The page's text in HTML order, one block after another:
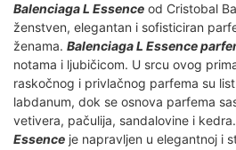
Balenciaga L Essence od Cristobal
ženstven, elegantan i sofisticiran
ženama. Balenciaga L Essence
notama i ljubičicom. U srcu ovog
raskočnog i privlačnog parfema su
labdanum, dok se osnova parfema
vetivera, pačulija, sandalovine i kedra.
Essence je napravljen u elegantnoj i